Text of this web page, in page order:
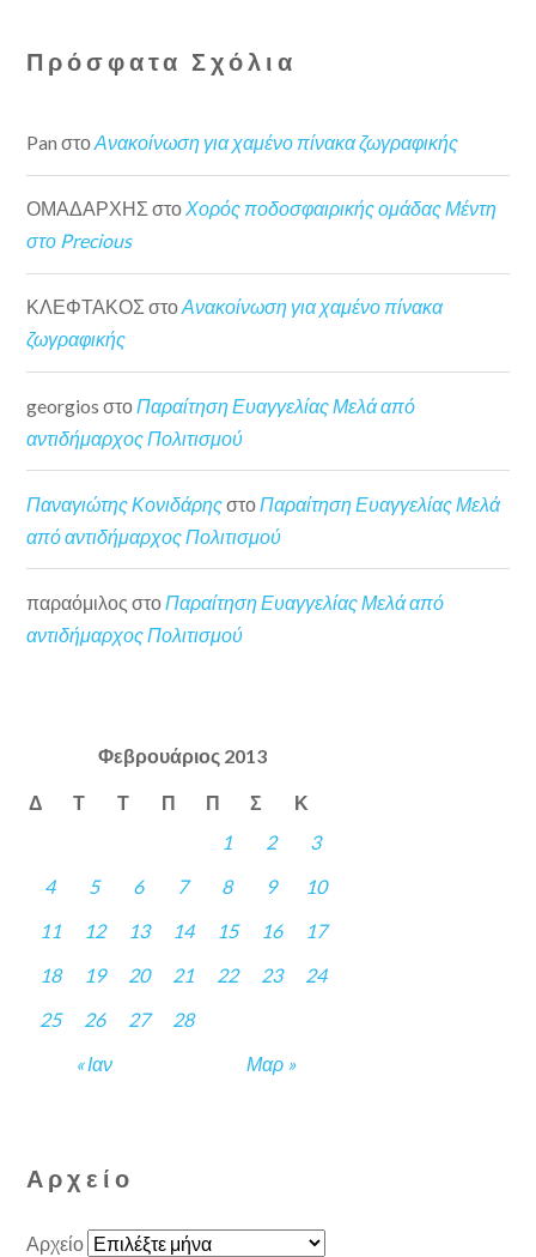
Πρόσφατα Σχόλια
Pan στοΑνακοίνωση για χαμένο πίνακα ζωγραφικής
ΟΜΑΔΑΡΧΗΣ στοΧορός ποδοσφαιρικής ομάδας Μέντη
στο Precious
ΚΛΕΦΤΑΚΟΣ στοΑνακοίνωση για χαμένο πίνακα
ζωγραφικής
georgios στο Παραίτηση Ευαγγελίας Μελά από
αντιδήμαρχος Πολιτισμού
Παναγιώτης ΚονιδάρηςστοΠαραίτηση Ευαγγελίας Μελά
από αντιδήμαρχος Πολιτισμού
παραόμιλος στοΠαραίτηση Ευαγγελίας Μελά από
αντιδήμαρχος Πολιτισμού
Φεβρουάριος 2013
Δ Τ Τ Π Π Σ Κ
« Ιαν Μαρ »
1 2
3
4
5 6 7 8 9
10
11
12 13 14 15 16
17
18
19 20 21 22 23
24
25
26 27 28
Αρχείο
Αρχείο